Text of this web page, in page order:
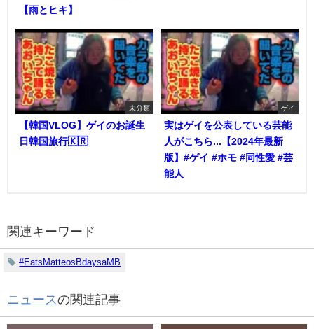
【雨とヒキ】
未分類
【韓国VLOG】ゲイのお誕生
日韓国旅行🇰🇷
ゲイ
実はゲイを公表している芸能
人がこちら...【2024年最新
版】#ゲイ #ホモ #同性愛 #芸
能人
関連キーワード
#EatsMatteosBdaysaMB
ニュースの関連記事